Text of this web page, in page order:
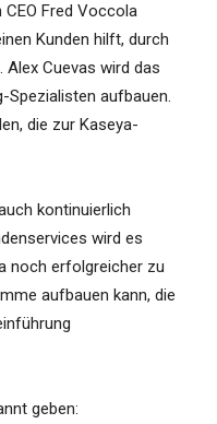
Fred Voccola
Kunden hilft, durch
Cuevas wird das
Spezialisten aufbauen.
die zur Kaseya-
kontinuierlich
wird es
noch erfolgreicher zu
aufbauen kann, die
geben: